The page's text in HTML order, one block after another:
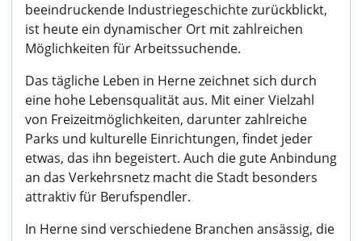
beeindruckende Industriegeschichte zurückblickt,
ist heute ein dynamischer Ort mit zahlreichen
Möglichkeiten für Arbeitssuchende.
Das tägliche Leben in Herne zeichnet sich durch
eine hohe Lebensqualität aus. Mit einer Vielzahl
von Freizeitmöglichkeiten, darunter zahlreiche
Parks und kulturelle Einrichtungen, findet jeder
etwas, das ihn begeistert. Auch die gute Anbindung
an das Verkehrsnetz macht die Stadt besonders
attraktiv für Berufspendler.
In Herne sind verschiedene Branchen ansässig, die